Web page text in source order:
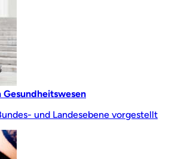
und Landesebene vorgestellt